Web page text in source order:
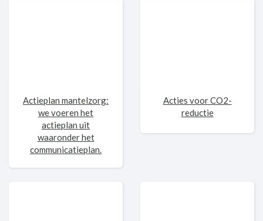
Actieplan mantelzorg:
we voeren het
actieplan uit
waaronder het
communicatieplan.
Acties voor CO2-
reductie